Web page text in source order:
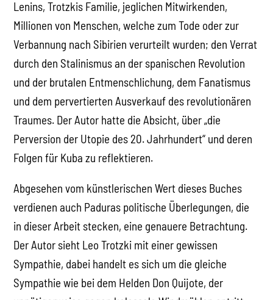
Lenins, Trotzkis Familie, jeglichen Mitwirkenden,
Millionen von Menschen, welche zum Tode oder zur
Verbannung nach Sibirien verurteilt wurden; den Verrat
durch den Stalinismus an der spanischen Revolution
und der brutalen Entmenschlichung, dem Fanatismus
und dem pervertierten Ausverkauf des revolutionären
Traumes. Der Autor hatte die Absicht, über „die
Perversion der Utopie des 20. Jahrhundert“ und deren
Folgen für Kuba zu reflektieren.
Abgesehen vom künstlerischen Wert dieses Buches
verdienen auch Paduras politische Überlegungen, die
in dieser Arbeit stecken, eine genauere Betrachtung.
Der Autor sieht Leo Trotzki mit einer gewissen
Sympathie, dabei handelt es sich um die gleiche
Sympathie wie bei dem Helden Don Quijote, der